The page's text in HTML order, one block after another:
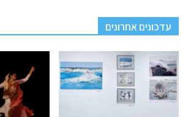
עדכונים אחרונים